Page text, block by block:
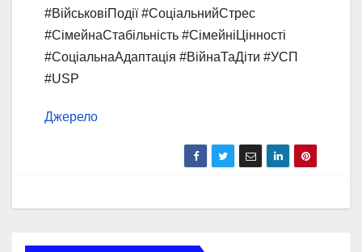
#ВійськовіПодії #СоціальнийСтрес
#СімейнаСтабільність #СімейніЦінності
#СоціальнаАдаптація #ВійнаТаДіти #УСП
#USP
Джерело